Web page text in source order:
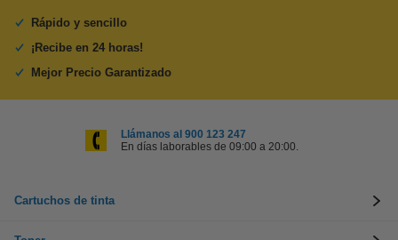
Rápido y sencillo
¡Recibe en 24 horas!
Mejor Precio Garantizado
Llámanos al 900 123 247
En días laborables de 09:00 a 20:00.
Cartuchos de tinta